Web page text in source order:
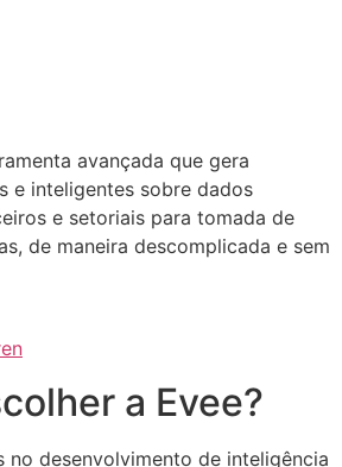
avançada que gera
e inteligentes sobre dados
e setoriais para tomada de
de maneira descomplicada e sem
a Evee?
no desenvolvimento de inteligência